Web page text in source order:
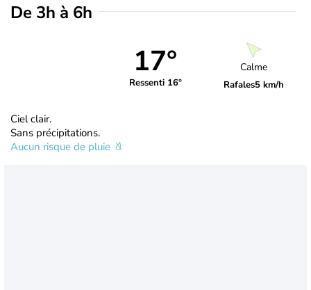
De 3h à 6h
17°
Ressenti 16°
Calme
Rafales5 km/h
Ciel clair.
Sans précipitations.
Aucun risque de pluie